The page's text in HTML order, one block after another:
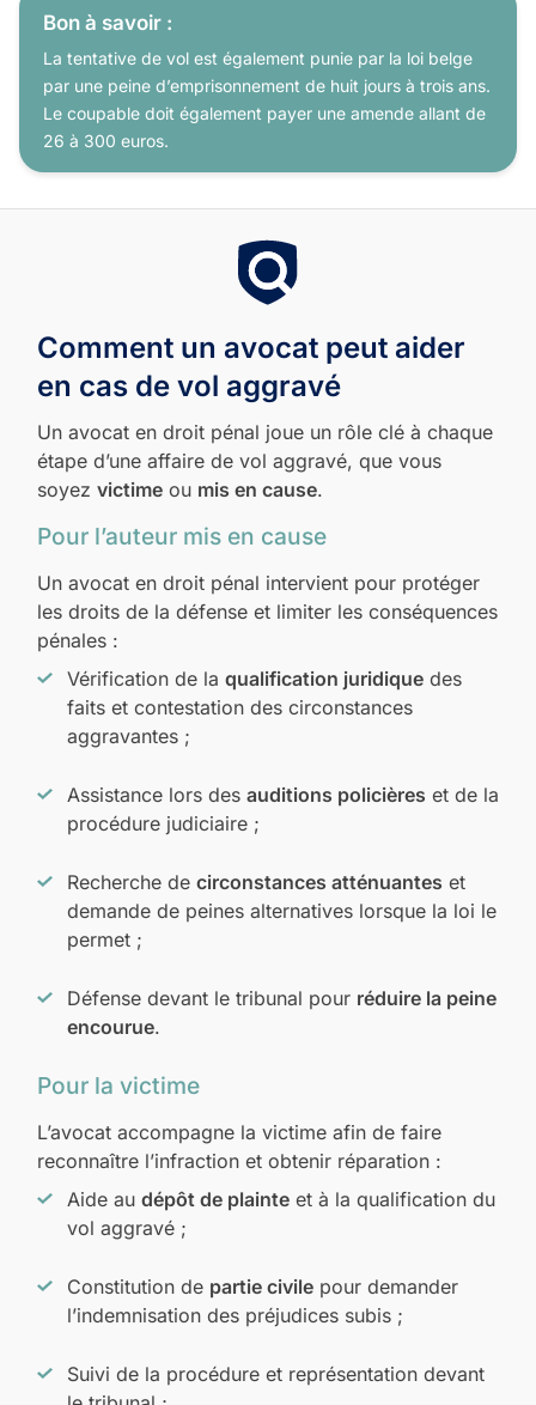
Bon à savoir :
La tentative de vol est également punie par la loi belge
par une peine d’emprisonnement de huit jours à trois ans.
Le coupable doit également payer une amende allant de
26 à 300 euros.
Comment un avocat peut aider
en cas de vol aggravé
Un avocat en droit pénal joue un rôle clé à chaque
étape d’une affaire de vol aggravé, que vous
soyez victime ou mis en cause.
Pour l’auteur mis en cause
Un avocat en droit pénal intervient pour protéger
les droits de la défense et limiter les conséquences
pénales :
Vérification de la qualification juridique des
faits et contestation des circonstances
aggravantes ;
Assistance lors des auditions policières et de la
procédure judiciaire ;
Recherche de circonstances atténuantes et
demande de peines alternatives lorsque la loi le
permet ;
Défense devant le tribunal pour réduire la peine
encourue.
Pour la victime
L’avocat accompagne la victime afin de faire
reconnaître l’infraction et obtenir réparation :
Aide au dépôt de plainte et à la qualification du
vol aggravé ;
Constitution de partie civile pour demander
l’indemnisation des préjudices subis ;
Suivi de la procédure et représentation devant